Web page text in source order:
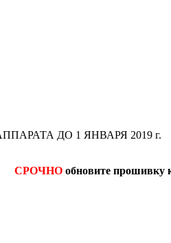
ДО 1 ЯНВАРЯ 2019 г.
СРОЧНОобновите прошивку